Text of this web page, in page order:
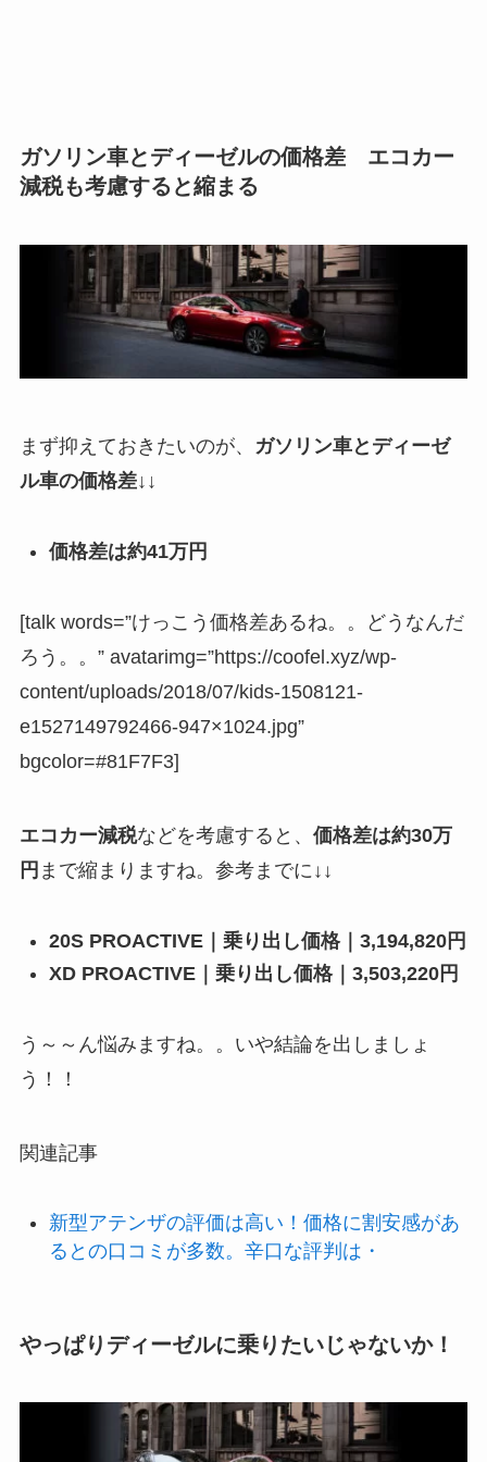
ガソリン車とディーゼルの価格差 エコカー
減税も考慮すると縮まる
まず抑えておきたいのが、
ガソリン車とディーゼ
ル車の価格差↓↓
価格差は約41万円
[talk words=”けっこう価格差あるね。。どうなんだ
ろう。。” avatarimg=”https://coofel.xyz/wp-
content/uploads/2018/07/kids-1508121-
e1527149792466-947×1024.jpg”
bgcolor=#81F7F3]
エコカー減税などを考慮すると、 価格差は約30万
円 まで縮まりますね。参考までに↓↓
20S PROACTIVE｜乗り出し価格｜3,194,820円
XD PROACTIVE｜乗り出し価格｜3,503,220円
う～～ん悩みますね。。いや結論を出しましょ
う！！
関連記事
新型アテンザの評価は高い！価格に割安感があ
るとの口コミが多数。辛口な評判は・
やっぱりディーゼルに乗りたいじゃないか！